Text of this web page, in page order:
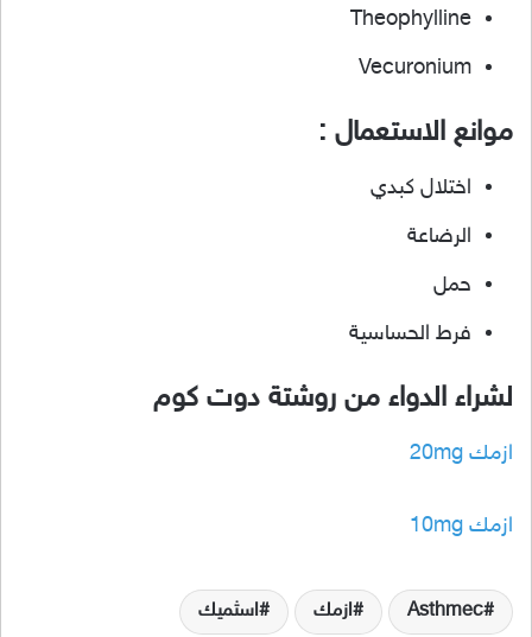
Theophylline
Vecuronium
موانع الاستعمال :
اختلال كبدي
الرضاعة
حمل
فرط الحساسية
لشراء الدواء من روشتة دوت كوم
ازمك 20mg
ازمك 10mg
Asthmec ازمك اسثميك